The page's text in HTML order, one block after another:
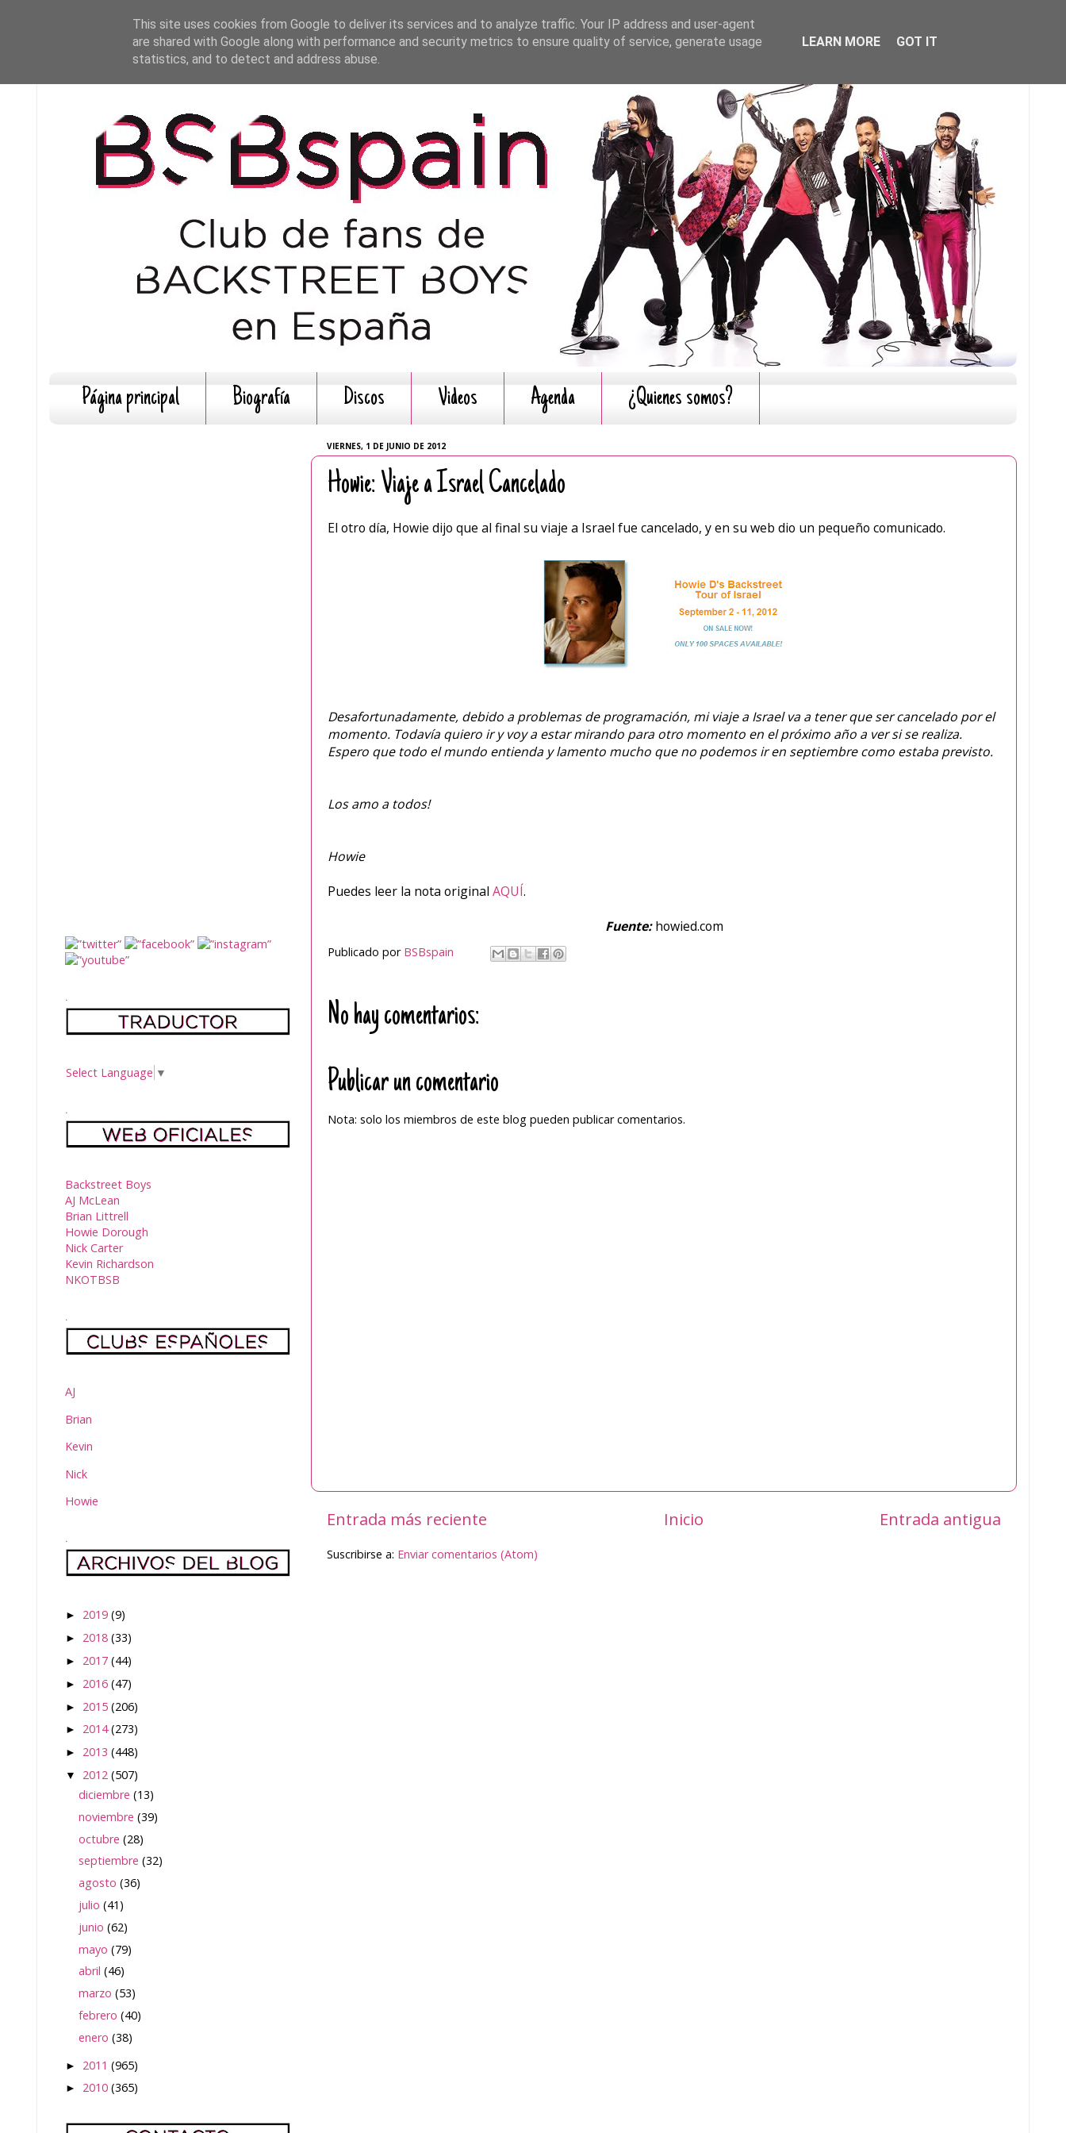
Página principal Biografía Discos Videos Agenda ¿Quienes somos?
VIERNES, 1 DE JUNIO DE 2012
Howie: Viaje a Israel Cancelado
El otro día, Howie dijo que al final su viaje a Israel fue cancelado, y en su web dio un pequeño comunicado.
Desafortunadamente, debido a problemas de programación, mi viaje a Israel va a tener que ser cancelado por el
momento. Todavía quiero ir y voy a estar mirando para otro momento en el próximo año a ver si se realiza.
Espero que todo el mundo entienda y lamento mucho que no podemos ir en septiembre como estaba previsto.
Los amo a todos!
Howie
Puedes leer la nota original AQUÍ.
Fuente:howied.com
Publicado por BSBspain
No hay comentarios:
Publicar un comentario
Nota: solo los miembros de este blog pueden publicar comentarios.
Entrada más reciente Entrada antigua
Inicio
Suscribirse a: Enviar comentarios (Atom)
.
Select Language ▼
.
Backstreet Boys
AJ McLean
Brian Littrell
Howie Dorough
Nick Carter
Kevin Richardson
NKOTBSB
.
AJ
Brian
Kevin
Nick
Howie
.
► 2019 (9)
► 2018 (33)
► 2017 (44)
► 2016 (47)
► 2015 (206)
► 2014(273)
► 2013 (448)
▼ 2012 (507)
diciembre(13)
noviembre(39)
octubre(28)
septiembre(32)
agosto(36)
julio(41)
junio(62)
mayo(79)
abril(46)
marzo(53)
febrero(40)
enero(38)
► 2011 (965)
► 2010 (365)
This site uses cookies from Google to deliver its services and to analyze traffic. Your IP address and user-agent
are shared with Google along with performance and security metrics to ensure quality of service, generate usage
statistics, and to detect and address abuse.
LEARN MORE GOT IT